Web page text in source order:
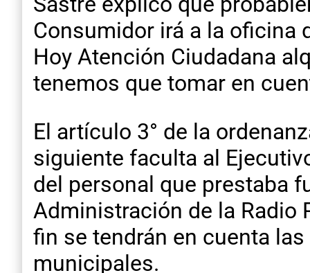
Consumidor irá a la oficina
Hoy Atención Ciudadana
tenemos que tomar en
El artículo 3° de la
siguiente faculta al
del personal que prestaba
Administración de la Radio
fin se tendrán en cuenta
municipales.